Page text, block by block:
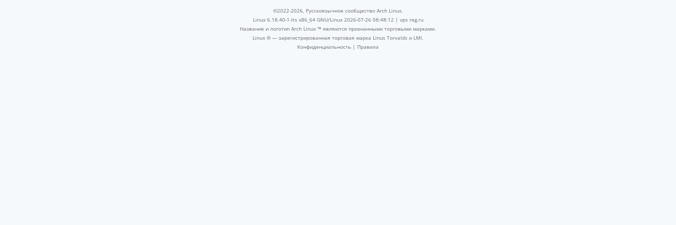
©2022-2026, Русскоязычное сообщество Arch Linux.
Linux 6.18.40-1-lts x86_64 GNU/Linux 2026-07-26 08:48:12 | vps reg.ru
Название и логотип Arch Linux ™ являются признанными торговыми марками.
Linux ® — зарегистрированная торговая марка Linus Torvalds и LMI.
Конфиденциальность | Правила